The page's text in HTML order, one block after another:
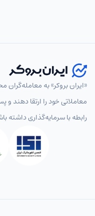
«ایران بروکر» به معامله‌گران
معاملاتی خود را ارتقا دهند
رابطه با سرمایه‌گذاری داشته